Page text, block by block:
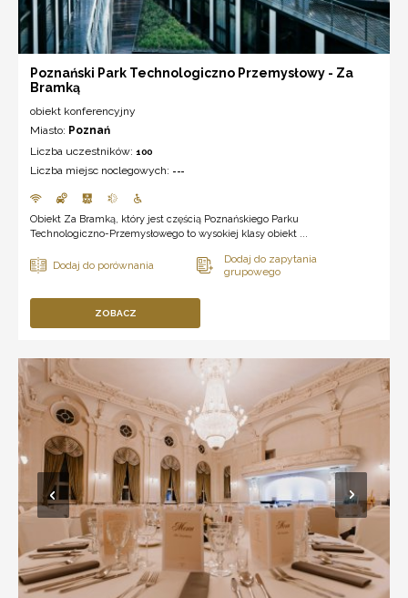
Poznański Park Technologiczno Przemysłowy - Za
Bramką
obiekt konferencyjny
Miasto: Poznań
Liczba uczestników: 100
Liczba miejsc noclegowych: ---
Obiekt Za Bramką, który jest częścią Poznańskiego Parku
Technologiczno-Przemysłowego to wysokiej klasy obiekt ...
ZOBACZ